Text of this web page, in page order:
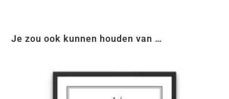
Je zou ook kunnen houden van …